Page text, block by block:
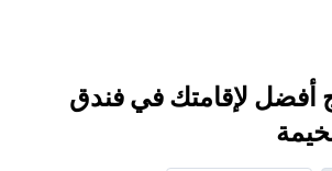
أفضل لإقامتك في فندق